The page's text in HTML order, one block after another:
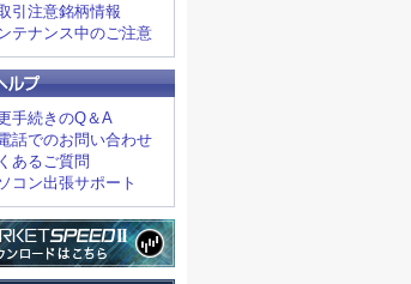
引注意銘柄情報
テナンス中のご注意
手続きのQ＆A
話でのお問い合わせ
あるご質問
コン出張サポート